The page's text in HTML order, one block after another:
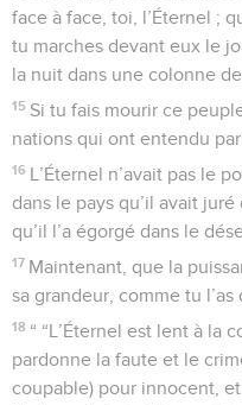
face à face, toi, l’Éternel ;
tu marches devant eux le
la nuit dans une colonne de
15 Si tu fais mourir ce
nations qui ont entendu
16 L’Éternel n’avait pas le
dans le pays qu’il avait
qu’il l’a égorgé dans le
17 Maintenant, que la
sa grandeur, comme tu
18 “ “L’Éternel est lent à la
pardonne la faute et le
coupable) pour innocent,